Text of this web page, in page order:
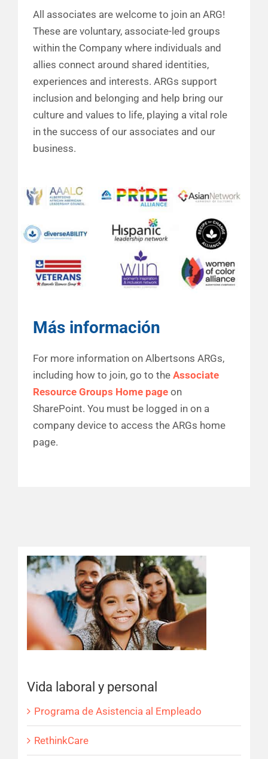
All associates are welcome to join an ARG!
These are voluntary, associate-led groups
within the Company where individuals and
allies connect around shared identities,
experiences and interests. ARGs support
inclusion and belonging and help bring our
culture and values to life, playing a vital role
in the success of our associates and our
business.
Más información
For more information on Albertsons ARGs,
including how to join, go to the Associate
Resource Groups Home page on
SharePoint. You must be logged in on a
company device to access the ARGs home
page.
Vida laboral y personal
Programa de Asistencia al Empleado
RethinkCare